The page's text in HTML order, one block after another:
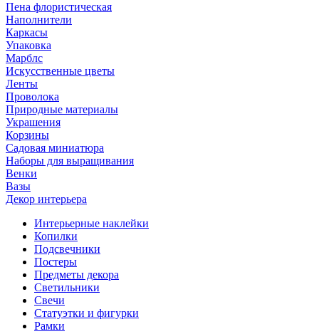
Пена флористическая
Наполнители
Каркасы
Упаковка
Марблс
Искусственные цветы
Ленты
Проволока
Природные материалы
Украшения
Корзины
Садовая миниатюра
Наборы для выращивания
Венки
Вазы
Декор интерьера
Интерьерные наклейки
Копилки
Подсвечники
Постеры
Предметы декора
Светильники
Свечи
Статуэтки и фигурки
Рамки